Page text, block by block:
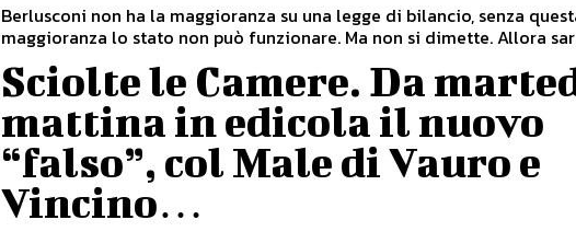
Berlusconi non ha la maggioranza su una legge di bilancio, senza
maggioranza lo stato non può funzionare. Ma non si dimette. Allora
Sciolte le Camere. Da
mattina in edicola il nuovo
“falso”, col Male di Vauro e
Vincino…